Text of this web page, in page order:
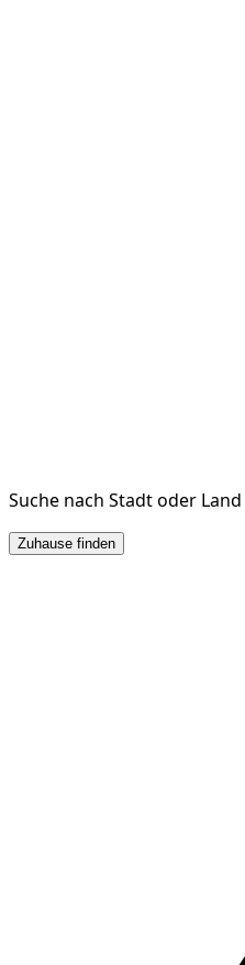
Suche nach Stadt oder Land
Zuhause finden